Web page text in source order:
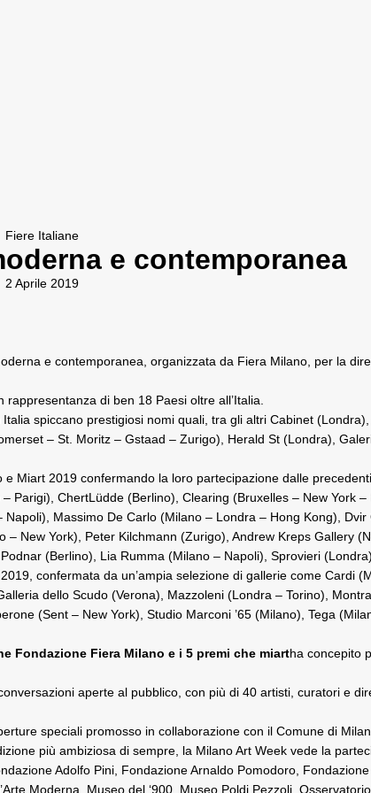
Fiere Italiane
e contemporanea
2 Aprile 2019
e contemporanea, organizzata da Fiera Milano, per la
di ben 18 Paesi oltre all’Italia.
spiccano prestigiosi nomi quali, tra gli altri Cabinet
– St. Moritz – Gstaad – Zurigo), Herald St (Londra),
2019 confermando la loro partecipazione dalle
ChertLüdde (Berlino), Clearing (Bruxelles – New York
Massimo De Carlo (Milano – Londra – Hong Kong),
New York), Peter Kilchmann (Zurigo), Andrew Kreps Gallery
(Berlino), Lia Rumma (Milano – Napoli), Sprovieri
confermata da un’ampia selezione di gallerie come Cardi
dello Scudo (Verona), Mazzoleni (Londra – Torino),
(Sent – New York), Studio Marconi ’65 (Milano), Tega
Fondazione Fiera Milano e i 5 premi che miartha concepito
aperte al pubblico, con più di 40 artisti, curatori e
speciali promosso in collaborazione con il Comune di
più ambiziosa di sempre, la Milano Art Week vede la
Adolfo Pini, Fondazione Arnaldo Pomodoro,
Moderna, Museo del ‘900, Museo Poldi Pezzoli,